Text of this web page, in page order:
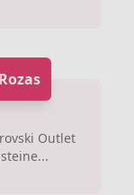
Outlet